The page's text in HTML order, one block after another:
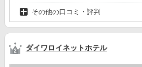
その他の口コミ・評判
ダイワロイネットホテル